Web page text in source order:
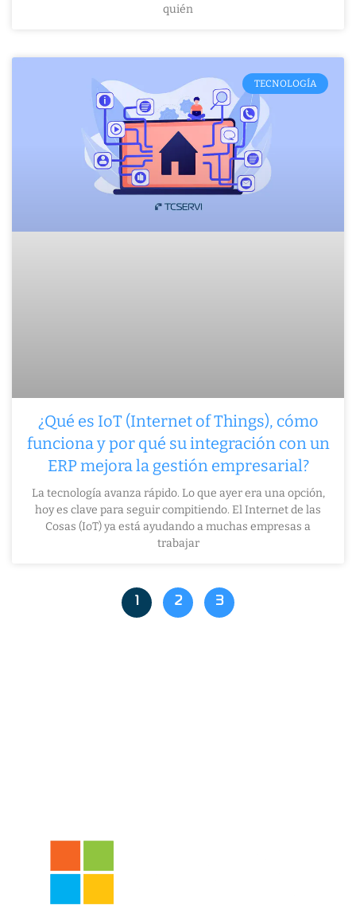
quién
TECNOLOGÍA
¿Qué es IoT (Internet of Things), cómo
funciona y por qué su integración con un
ERP mejora la gestión empresarial?
La tecnología avanza rápido. Lo que ayer era una opción,
hoy es clave para seguir compitiendo. El Internet de las
Cosas (IoT) ya está ayudando a muchas empresas a
trabajar
2 3